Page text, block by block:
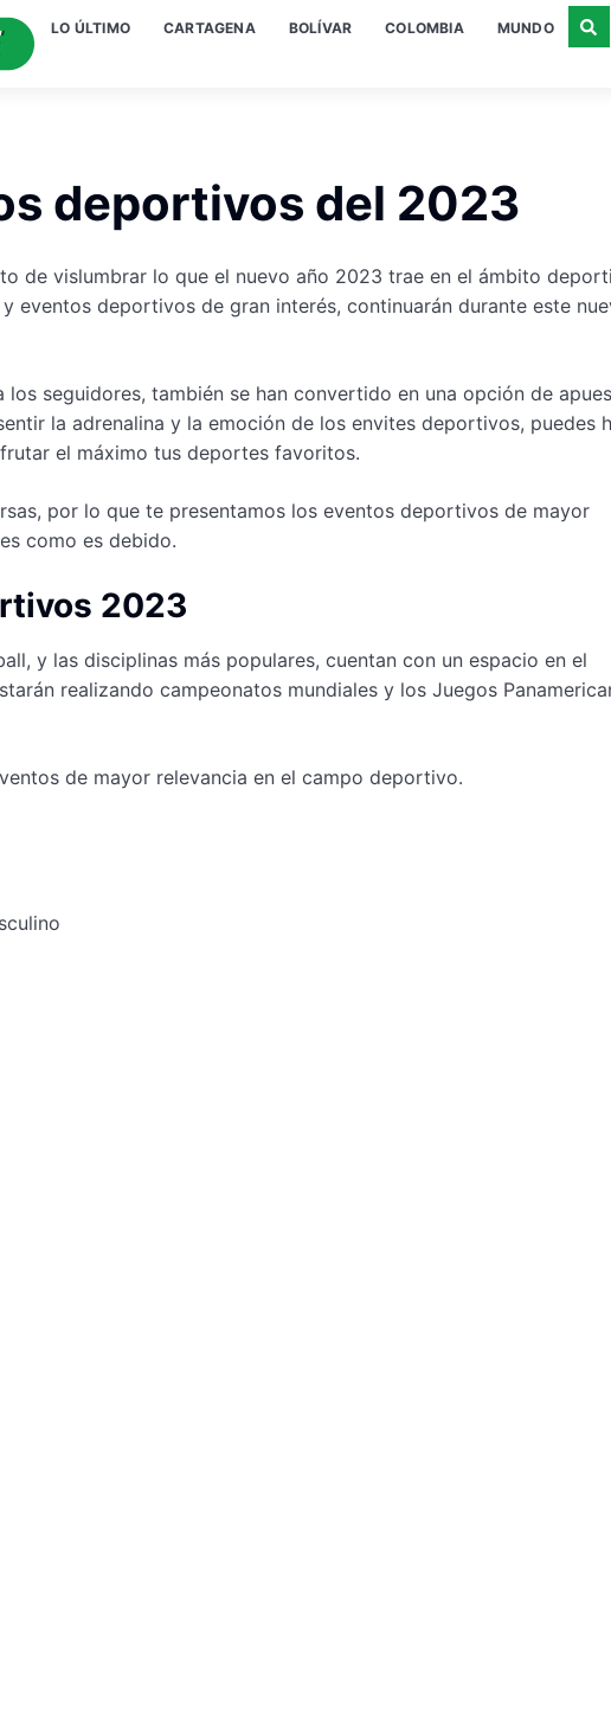
LO ÚLTIMO CARTAGENA BOLÍVAR COLOMBIA MUNDO
deportivos del 2023
de vislumbrar lo que el nuevo año 2023 trae en el ámbito
eventos deportivos de gran interés, continuarán durante este
seguidores, también se han convertido en una opción de
la adrenalina y la emoción de los envites deportivos, puedes
el máximo tus deportes favoritos.
por lo que te presentamos los eventos deportivos de mayor
como es debido.
2023
y las disciplinas más populares, cuentan con un espacio en el
realizando campeonatos mundiales y los Juegos
de mayor relevancia en el campo deportivo.